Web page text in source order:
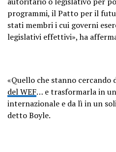
programmi, il Patto per il
stati membri i cui governi
legislativi effettivi», ha
«Quello che stanno cercando
del WEF… e trasformarla in
internazionale e da lì in un
detto Boyle.